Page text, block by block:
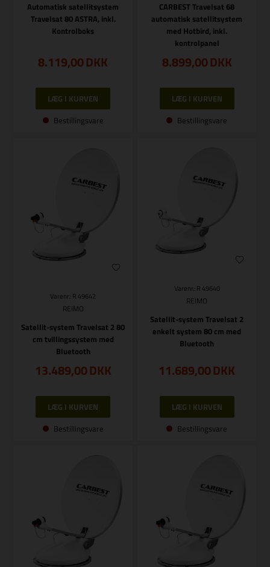
Automatisk satellitsystem
Travelsat 80 ASTRA, inkl.
Kontrolboks
8.119,00DKK
Bestillingsvare
CARBEST Travelsat 68
automatisk satellitsystem
med Hotbird, inkl.
kontrolpanel
8.899,00DKK
Bestillingsvare
Varenr.: R 49642
REIMO
Satellit-system Travelsat 2 80
cm tvillingssystem med
Bluetooth
13.489,00DKK
Bestillingsvare
Varenr.: R 49640
REIMO
Satellit-system Travelsat 2
enkelt system 80 cm med
Bluetooth
11.689,00DKK
Bestillingsvare